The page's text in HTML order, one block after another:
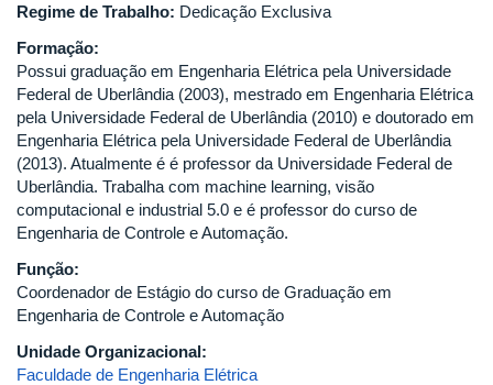
Regime de Trabalho: Dedicação Exclusiva
Formação:
Possui graduação em Engenharia Elétrica pela Universidade
Federal de Uberlândia (2003), mestrado em Engenharia Elétrica
pela Universidade Federal de Uberlândia (2010) e doutorado em
Engenharia Elétrica pela Universidade Federal de Uberlândia
(2013). Atualmente é é professor da Universidade Federal de
Uberlândia. Trabalha com machine learning, visão
computacional e industrial 5.0 e é professor do curso de
Engenharia de Controle e Automação.
Função:
Coordenador de Estágio do curso de Graduação em
Engenharia de Controle e Automação
Unidade Organizacional:
Faculdade de Engenharia Elétrica